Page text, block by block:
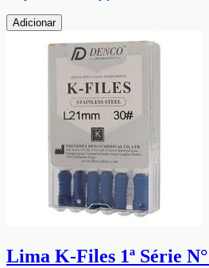
Adicionar
Lima K-Files 1ª Série